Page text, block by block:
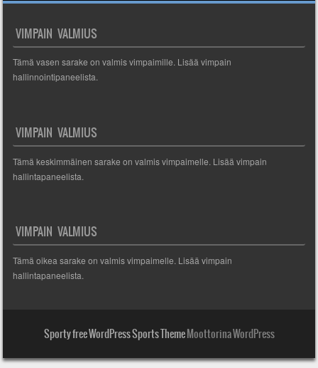
VIMPAIN VALMIUS
Tämä vasen sarake on valmis vimpaimille. Lisää vimpain
hallinnointipaneelista.
VIMPAIN VALMIUS
Tämä keskimmäinen sarake on valmis vimpaimelle. Lisää vimpain
hallintapaneelista.
VIMPAIN VALMIUS
Tämä oikea sarake on valmis vimpaimelle. Lisää vimpain
hallintapaneelista.
Sporty free WordPress Sports ThemeMoottorina WordPress